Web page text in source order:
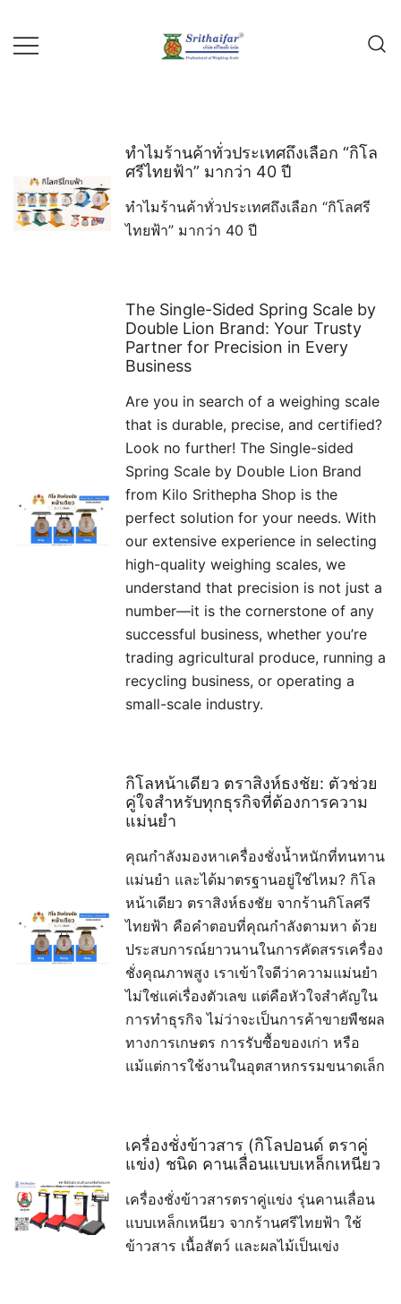
content
ทำไมร้านค้าทั่วประเทศถึงเลือก “กิโล
ศรีไทยฟ้า” มากว่า 40 ปี
ทำไมร้านค้าทั่วประเทศถึงเลือก “กิโลศรี
ไทยฟ้า” มากว่า 40 ปี
The Single-Sided Spring Scale by
Double Lion Brand: Your Trusty
Partner for Precision in Every
Business
Are you in search of a weighing scale
that is durable, precise, and certified?
Look no further! The Single-sided
Spring Scale by Double Lion Brand
from Kilo Srithepha Shop is the
perfect solution for your needs. With
our extensive experience in selecting
high-quality weighing scales, we
understand that precision is not just a
number—it is the cornerstone of any
successful business, whether you’re
trading agricultural produce, running a
recycling business, or operating a
small-scale industry.
กิโลหน้าเดียว ตราสิงห์ธงชัย: ตัวช่วย
คู่ใจสำหรับทุกธุรกิจที่ต้องการความ
แม่นยำ
คุณกำลังมองหาเครื่องชั่งน้ำหนักที่ทนทาน
แม่นยำ และได้มาตรฐานอยู่ใช่ไหม? กิโล
หน้าเดียว ตราสิงห์ธงชัย จากร้านกิโลศรี
ไทยฟ้า คือคำตอบที่คุณกำลังตามหา ด้วย
ประสบการณ์ยาวนานในการคัดสรรเครื่อง
ชั่งคุณภาพสูง เราเข้าใจดีว่าความแม่นยำ
ไม่ใช่แค่เรื่องตัวเลข แต่คือหัวใจสำคัญใน
การทำธุรกิจ ไม่ว่าจะเป็นการค้าขายพืชผล
ทางการเกษตร การรับซื้อของเก่า หรือ
แม้แต่การใช้งานในอุตสาหกรรมขนาดเล็ก
เครื่องชั่งข้าวสาร (กิโลปอนด์ ตราคู่
แข่ง) ชนิด คานเลื่อนแบบเหล็กเหนียว
เครื่องชั่งข้าวสารตราคู่แข่ง รุ่นคานเลื่อน
แบบเหล็กเหนียว จากร้านศรีไทยฟ้า ใช้
ข้าวสาร เนื้อสัตว์ และผลไม้เป็นเข่ง